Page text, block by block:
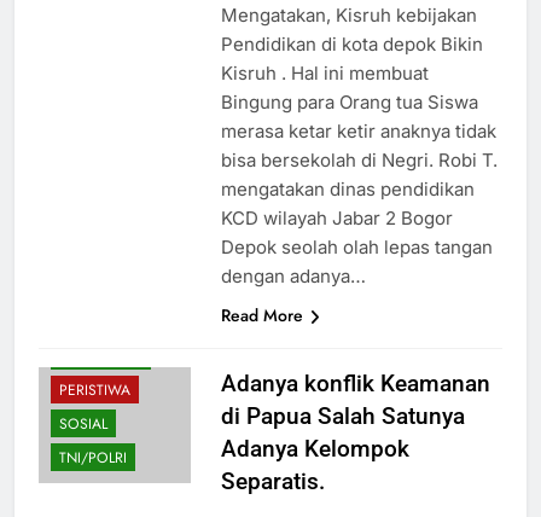
Mengatakan, Kisruh kebijakan
Pendidikan di kota depok Bikin
Kisruh . Hal ini membuat
Bingung para Orang tua Siswa
merasa ketar ketir anaknya tidak
bisa bersekolah di Negri. Robi T.
mengatakan dinas pendidikan
KCD wilayah Jabar 2 Bogor
Depok seolah olah lepas tangan
dengan adanya…
Read More
PERISTIWA
SOSIAL
TNI/POLRI
Adanya konflik Keamanan
di Papua Salah Satunya
Adanya Kelompok
Separatis.